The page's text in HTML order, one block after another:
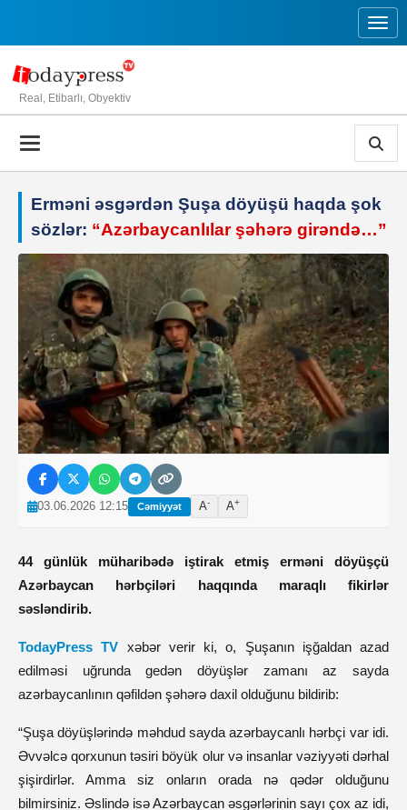
Real, Etibarlı, Obyektiv
Erməni əsgərdən Şuşa döyüşü haqda şok
sözlər: “Azərbaycanlılar şəhərə girəndə…”
03.06.2026 12:15 Cəmiyyət A- A+
44 günlük müharibədə iştirak etmiş erməni döyüşçü
Azərbaycan hərbçiləri haqqında maraqlı fikirlər
səsləndirib.
TodayPress TV xəbər verir ki, o, Şuşanın işğaldan azad
edilməsi uğrunda gedən döyüşlər zamanı az sayda
azərbaycanlının qəfildən şəhərə daxil olduğunu bildirib:
“Şuşa döyüşlərində məhdud sayda azərbaycanlı hərbçi var idi.
Əvvəlcə qorxunun təsiri böyük olur və insanlar vəziyyəti dərhal
şişirdirlər. Amma siz onların orada nə qədər olduğunu
bilmirsiniz. Əslində isə Azərbaycan əsgərlərinin sayı çox az idi,